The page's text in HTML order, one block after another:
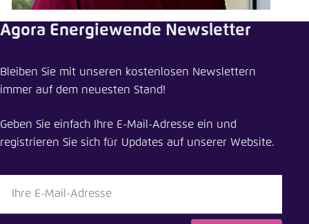
Agora Energiewende Newsletter
Bleiben Sie mit unseren kostenlosen Newslettern
immer auf dem neuesten Stand!
Geben Sie einfach Ihre E-Mail-Adresse ein und
registrieren Sie sich für Updates auf unserer Website.
Einstellung für diese Webseite im Browser
speichern